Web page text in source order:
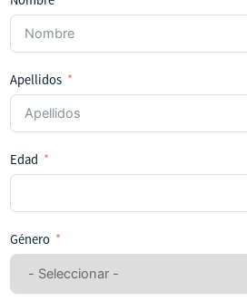
Apellidos
Edad
Género